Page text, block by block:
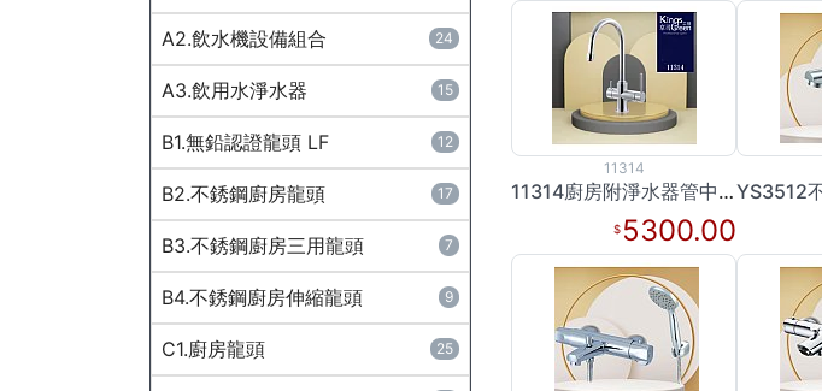
A2.飲水機設備組合 24
A3.飲用水淨水器 15
B1.無鉛認證龍頭 LF 12
B2.不銹鋼廚房龍頭 17
B3.不銹鋼廚房三用龍頭 7
B4.不銹鋼廚房伸縮龍頭 9
C1.廚房龍頭 25
11314
11314廚房附淨水器管中管出水龍頭
5300.00